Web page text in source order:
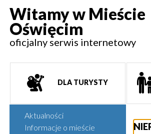
Witamy w Mieście
Oświęcim
oficjalny serwis internetowy
DLA TURYSTY
Aktualności
Informacje o mieście